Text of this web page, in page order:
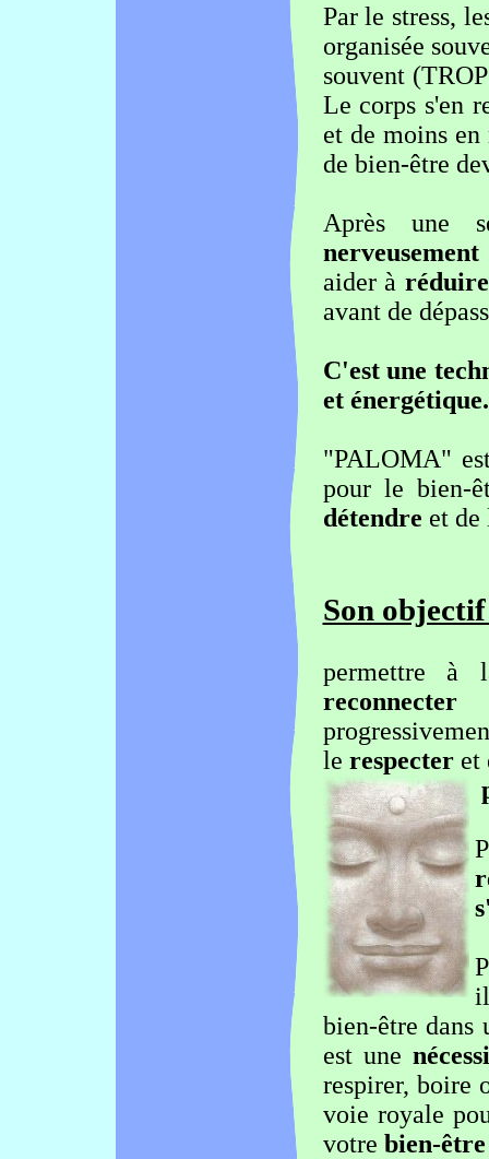
Par le stress,
organisée
souvent
Le corps s'en
et de moins
de bien-être
Après une
aider à
avant de
C'est une
et énergétique.
"PALOMA"
pour le bien-
détendre et
Son
permettre à
reconnecterà
le respecteret
bien-être dans
est une
respirer, boire
voie royale
votre bien-être